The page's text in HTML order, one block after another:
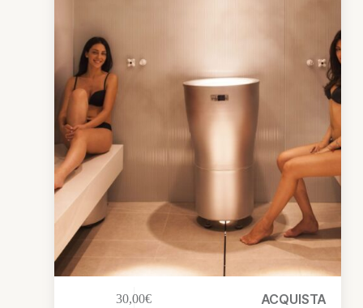
30,00€ ACQUISTA